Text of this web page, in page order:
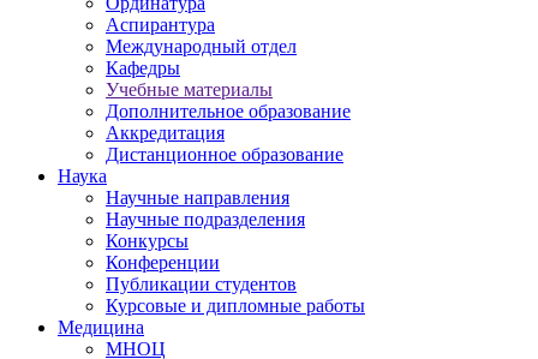
Аспирантура
Международный отдел
Кафедры
Учебные материалы
Дополнительное образование
Аккредитация
Дистанционное образование
Наука
Научные направления
Научные подразделения
Конкурсы
Конференции
Публикации студентов
Курсовые и дипломные работы
Медицина
МНОЦ